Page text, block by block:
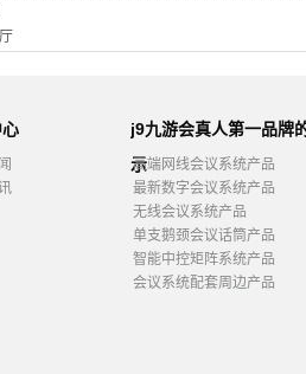
j9九游会真人第一品牌
示
高端网线会议系统产品
最新数字会议系统产品
无线会议系统产品
单支鹅颈会议话筒产品
智能中控矩阵系统产品
会议系统配套周边产品